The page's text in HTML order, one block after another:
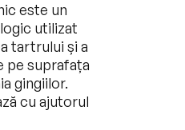
este un
utilizat
tartrului și a
pe suprafața
gingiilor.
cu ajutorul